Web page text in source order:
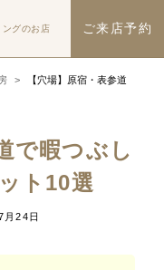
ングのお店 ご来店予約
>
【穴場】原宿・表参道
で暇つぶし
ト10選
月24日